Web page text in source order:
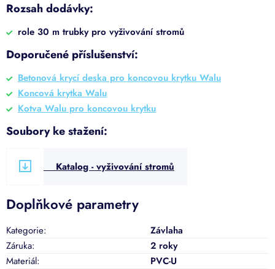
Rozsah dodávky:
role 30 m trubky pro vyživování stromů
Doporučené příslušenství:
Betonová krycí deska pro koncovou krytku Walu
Koncová krytka Walu
Kotva Walu pro koncovou krytku
Soubory ke stažení:
Katalog - vyživování stromů
Doplňkové parametry
Kategorie:
Závlaha
Záruka:
2 roky
Materiál:
PVC-U